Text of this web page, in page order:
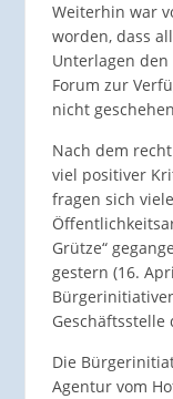
Weiterhin war
worden, dass
Unterlagen
Forum zur
nicht
Nach dem
viel positiver
fragen sich
Grütze“
gestern (16.
Geschäftsstelle
Die
Agentur vom